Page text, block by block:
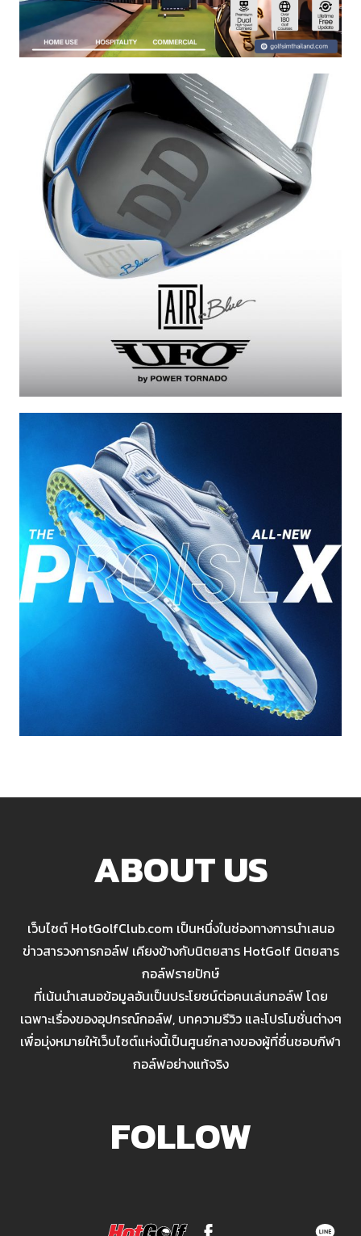
ABOUT US
เว็บไซต์ HotGolfClub.com เป็นหนึ่งในช่องทางการนำเสนอ
ข่าวสารวงการกอล์ฟ เคียงข้างกับนิตยสาร HotGolf นิตยสาร
กอล์ฟรายปักษ์
ที่เน้นนำเสนอข้อมูลอันเป็นประโยชน์ต่อคนเล่นกอล์ฟ โดย
เฉพาะเรื่องของอุปกรณ์กอล์ฟ, บทความรีวิว และโปรโมชั่นต่างๆ
เพื่อมุ่งหมายให้เว็บไซต์แห่งนี้เป็นศูนย์กลางของผู้ที่ชื่นชอบกีฬา
กอล์ฟอย่างแท้จริง
FOLLOW